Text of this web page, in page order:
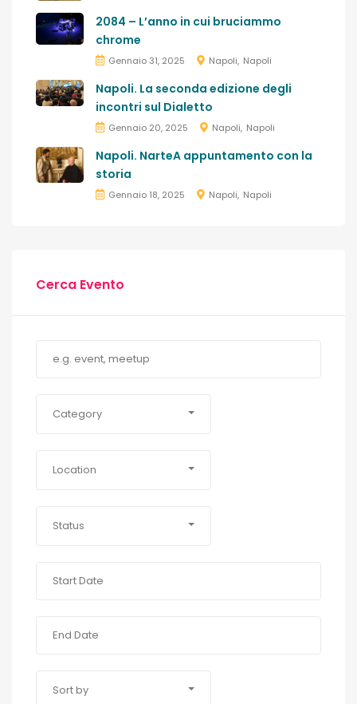
2084 – L’anno in cui bruciammo
chrome
Gennaio 31, 2025 Napoli Napoli
Napoli. La seconda edizione degli
incontri sul Dialetto
Gennaio 20, 2025 Napoli Napoli
Napoli. NarteA appuntamento con la
storia
Gennaio 18, 2025 Napoli Napoli
Cerca Evento
Category
Location
Status
Sort by